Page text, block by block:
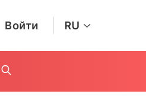
Войти RU